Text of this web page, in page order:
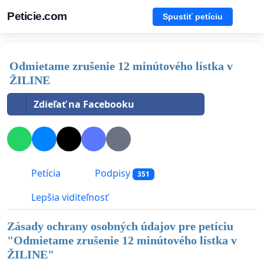
Peticie.com Spustiť petíciu
Odmietame zrušenie 12 minútového lístka v
ŽILINE
Zdieľať na Facebooku
Petícia Podpisy 351
Lepšia viditeľnosť
Zásady ochrany osobných údajov pre petíciu
"Odmietame zrušenie 12 minútového lístka v
ŽILINE"